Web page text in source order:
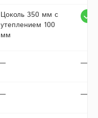
Цоколь 350 мм с
утеплением 100
мм